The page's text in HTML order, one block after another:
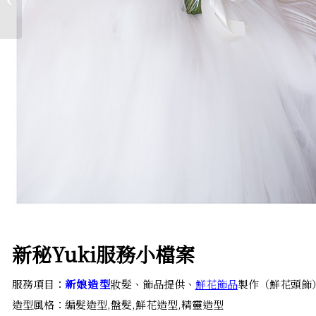
新秘Yuki服務小檔案
服務項目： 新娘造型妝髮、飾品提供、 鮮花飾品製作（鮮花頭飾
造型風格：編髮造型,盤髮,鮮花造型,精靈造型